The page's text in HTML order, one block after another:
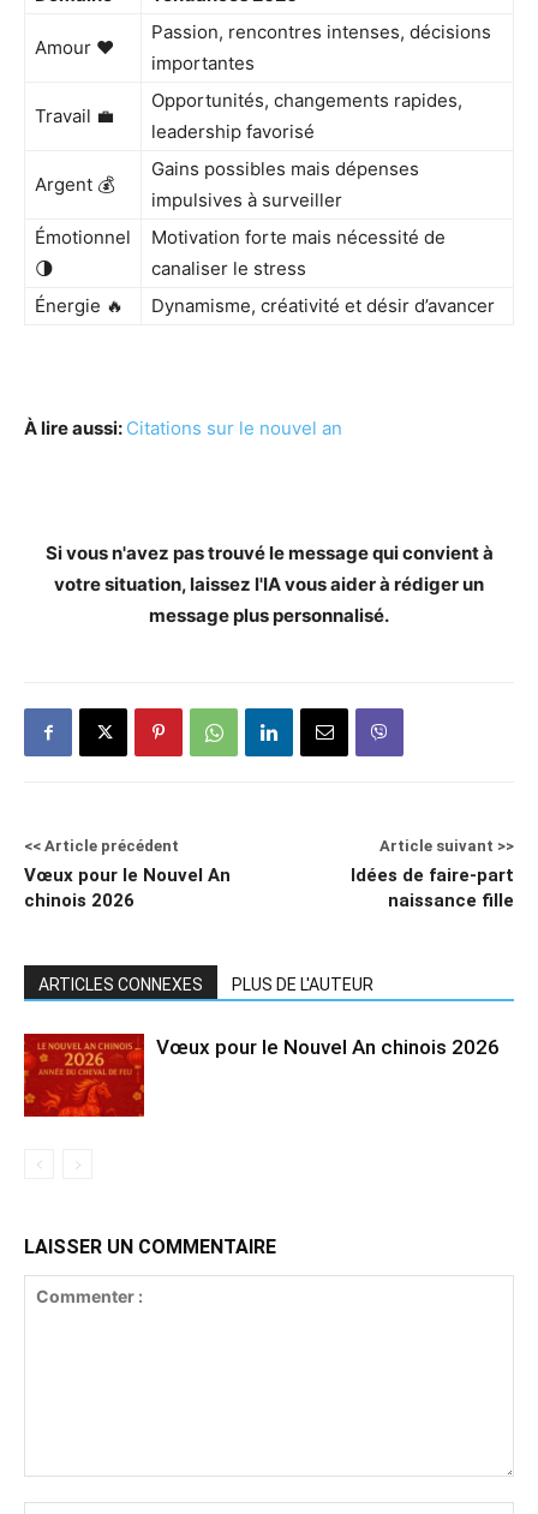
Amour ❤️
Passion, rencontres intenses, décisions
importantes
Travail 💼
Opportunités, changements rapides,
leadership favorisé
Argent 💰
Gains possibles mais dépenses
impulsives à surveiller
Émotionnel
🌗
Motivation forte mais nécessité de
canaliser le stress
Énergie 🔥
Dynamisme, créativité et désir d’avancer
À lire aussi: Citations sur le nouvel an
Si vous n'avez pas trouvé le message qui convient à
votre situation, laissez l'IA vous aider à rédiger un
message plus personnalisé.
<< Article précédent
Vœux pour le Nouvel An
chinois 2026
Article suivant >>
Idées de faire-part
naissance fille
ARTICLES CONNEXES PLUS DE L'AUTEUR
Vœux pour le Nouvel An chinois 2026
LAISSER UN COMMENTAIRE